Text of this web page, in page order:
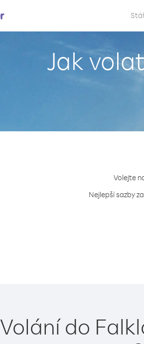
Jak
Volejte
Nejlepší sazby
Volání do